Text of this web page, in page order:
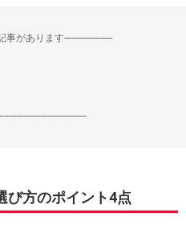
事があります--------------------
び方のポイント4点